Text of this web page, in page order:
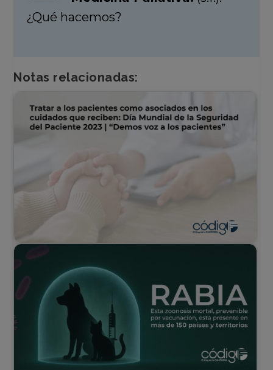
¿Qué hacemos?
Notas relacionadas: